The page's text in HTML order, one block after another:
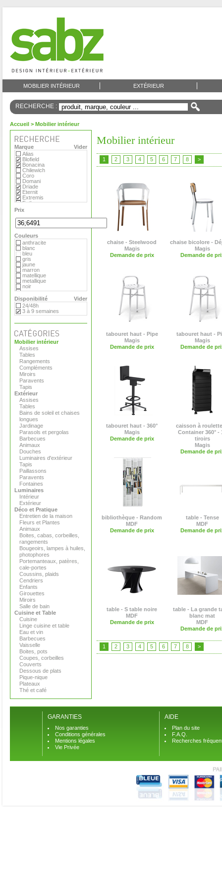
MOBILIER INTÉRIEUR EXTÉRIEUR
RECHERCHE :
Accueil > Mobilier intérieur
Vider
Marque
Alias
Blofield
Bonacina
Chilewich
Coro
Domani
Driade
Eternit
Extremis
Fatboy
Flora
Foscarini
Gandia Blasco
Hay
MDF
Magis
Marimekko
Matière Grise
Moroso
Paola Lenti
Plank
Pop Corn
Roda
Serralunga
Tribu
Vange
Versus
Viteo
Prix
Couleurs
anthracite
blanc
bleu
gris
jaune
marron
matellique
metallique
noir
orange
rouge
transparent
vert
Vider
Disponibilité
24/48h
3 à 9 semaines
Mobilier intérieur
Assises
Tables
Rangements
Compléments
Miroirs
Paravents
Tapis
Extérieur
Assises
Tables
Bains de soleil et chaises
longues
Jardinage
Parasols et pergolas
Barbecues
Animaux
Douches
Luminaires d'extérieur
Tapis
Paillassons
Paravents
Fontaines
Luminaires
Intérieur
Extérieur
Déco et Pratique
Entretien de la maison
Fleurs et Plantes
Animaux
Boites, cabas, corbeilles,
rangements
Bougeoirs, lampes à huiles,
photophores
Portemanteaux, patères,
cale-portes
Coussins, plaids
Cendriers
Enfants
Girouettes
Miroirs
Salle de bain
Cuisine et Table
Cuisine
Linge cuisine et table
Eau et vin
Barbecues
Vaisselle
Boites, pots
Coupes, corbeilles
Couverts
Dessous de plats
Pique-nique
Plateaux
Thé et café
Mobilier intérieur
1 2 3 4 5 6 7 8 >
chaise - Steelwood
Magis
Demande de prix
chaise bicolore -
Magis
Demande de
tabouret haut - Pipe
Magis
Demande de prix
tabouret haut -
Magis
Demande de
tabouret haut - 360°
Magis
Demande de prix
caisson à
Container 360° -
tiroirs
Magis
Demande de
bibliothèque - Random
MDF
Demande de prix
table - Tense
MDF
Demande de
table - S table noire
MDF
Demande de prix
table - La grande
blanc mat
MDF
Demande de
1 2 3 4 5 6 7 8 >
GARANTIES
Nos garanties
Conditions générales
Mentions légales
Vie Privée
AIDE
Plan du site
F.A.Q.
Recherches